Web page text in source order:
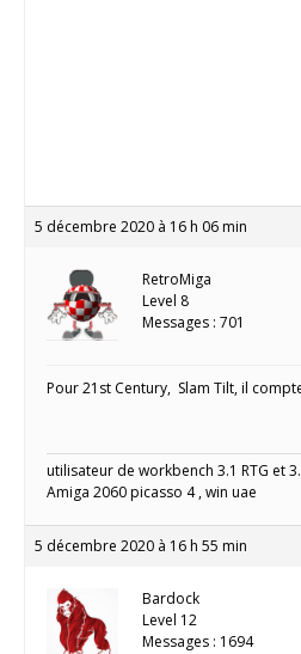
5 décembre 2020 à 16 h 06 min
RetroMiga
Level 8
Messages : 701
Pour 21st Century, Slam Tilt, il
utilisateur de workbench 3.1 RTG et
Amiga 2060 picasso 4 , win uae
5 décembre 2020 à 16 h 55 min
Bardock
Level 12
Messages : 1694